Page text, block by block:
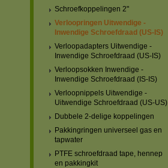
Schroefkoppelingen 2"
Verloopringen Uitwendige -
Inwendige Schroefdraad (US-IS)
Verloopadapters Uitwendige -
Inwendige Schroefdraad (US-IS)
Verloopsokken Inwendige -
Inwendige Schroefdraad (IS-IS)
Verloopnippels Uitwendige -
Uitwendige Schroefdraad (US-US)
Dubbele 2-delige koppelingen
Pakkingringen universeel gas en
tapwater
PTFE schroefdraad tape, hennep
en pakkingkit